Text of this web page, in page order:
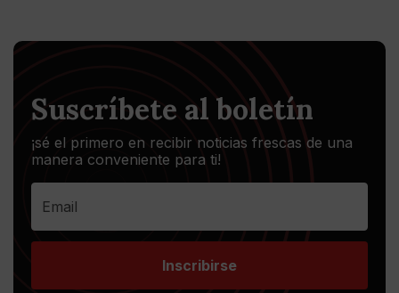
Suscríbete al boletín
¡sé el primero en recibir noticias frescas de una
manera conveniente para ti!
Inscribirse